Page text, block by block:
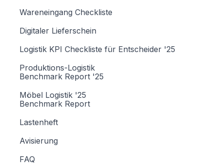
Wareneingang Checkliste
Digitaler Lieferschein
Logistik KPI Checkliste für Entscheider '25
Produktions-Logistik
Benchmark Report '25
Möbel Logistik '25
Benchmark Report
Lastenheft
Avisierung
FAQ